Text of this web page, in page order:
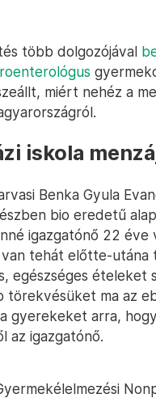
több dolgozójával
miért nehéz a
iskola
Benka Gyula
bio eredetű
igazgatónő 22 éve
tehát előtte-utána
egészséges
ma az
gyerekeket arra,
az igazgatónő.